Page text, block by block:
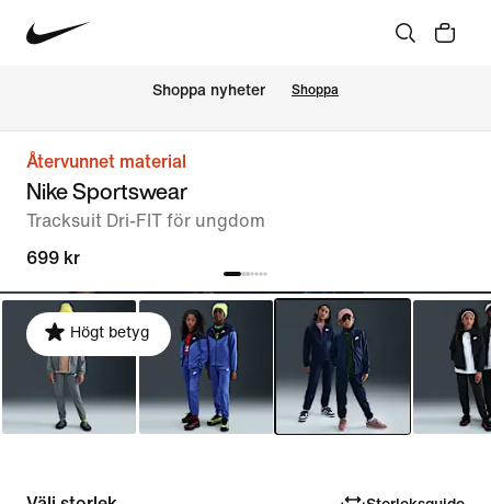
Shoppa nyheter Shoppa
Återvunnet material
Nike Sportswear
Tracksuit Dri-FIT för ungdom
699 kr
Högt betyg